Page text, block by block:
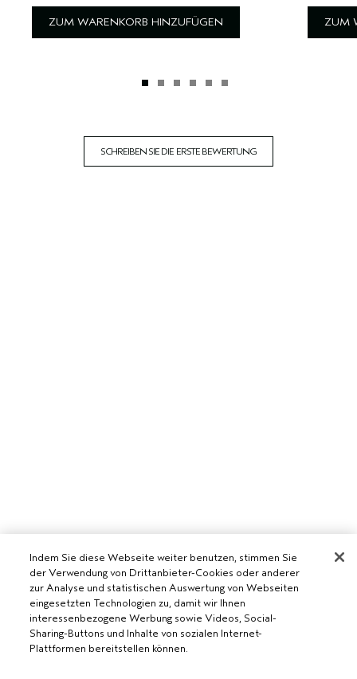
ZUM WARENKORB HINZUFÜGEN ZUM
SCHREIBEN SIE DIE ERSTE BEWERTUNG
AVEDA SALON WERDEN
WERDE EIN AVEDA-SALON
BENÖTIGST DU HILFE?
Indem Sie diese Webseite weiter benutzen, stimmen Sie
der Verwendung von Drittanbieter-Cookies oder anderer
zur Analyse und statistischen Auswertung von Webseiten
eingesetzten Technologien zu, damit wir Ihnen
interessenbezogene Werbung sowie Videos, Social-
Sharing-Buttons und Inhalte von sozialen Internet-
Plattformen bereitstellen können.